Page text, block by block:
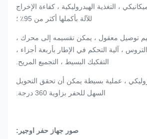
، التغذية الهيدروليكية ، كفاءة الإخراج
للآلة بأكملها أكثر من 95٪ ؛
معقول ، يمكن تقسيمه إلى محرك ،
آلية التحكم في الإطار بأربعة أجزاء ،
التفكيك البسيط ، التجميع المريح.
، عملية بسيطة يمكن أن تحقق التحويل
السهل للحفر بزاوية 360 درجة.
صور جهاز حفر اوجير: